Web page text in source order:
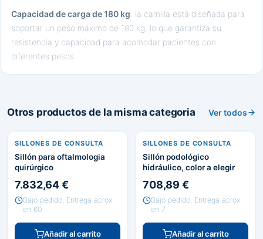
Capacidad de carga de 180 kg: la camilla está diseñada para
soportar un peso máximo de 180 kg, lo que garantiza su
resistencia y capacidad para acomodar pacientes con
diferentes pesos.
Otros productos de la misma categoria Ver todos
SILLONES DE CONSULTA
Sillón para oftalmologia
quirúrgico
7.832,64 €
Bajo pedido, Entrega aprox.
en 60
Añadir al carrito
SILLONES DE CONSULTA
Sillón podológico
hidráulico, color a elegir
708,89 €
Bajo pedido, Entrega aprox.
en 7
Añadir al carrito